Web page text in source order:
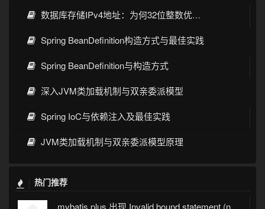
数据库存储IPv4地址：为何32位整数优于字符串 | 性能分析
Spring BeanDefinition构造方式与最佳实践
Spring BeanDefinition与构造方式
深入JVM类加载机制与双亲委派模型
Spring IoC与依赖注入及最佳实践
JVM类加载机制与双亲委派模型原理
热门推荐